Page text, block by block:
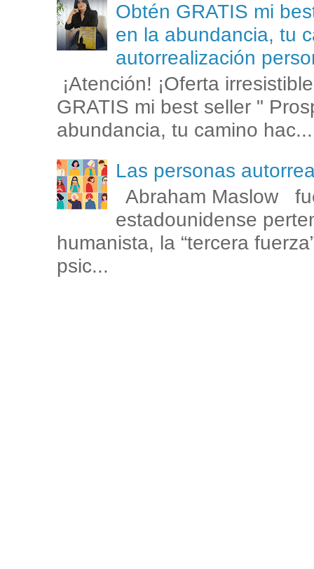
Obtén GRATIS mi
en la abundancia, tu
autorrealización
¡Atención! ¡Oferta
GRATIS mi best seller "
abundancia, tu camino hac...
Las personas
Abraham Maslow
estadounidense
humanista, la “tercera
psic...